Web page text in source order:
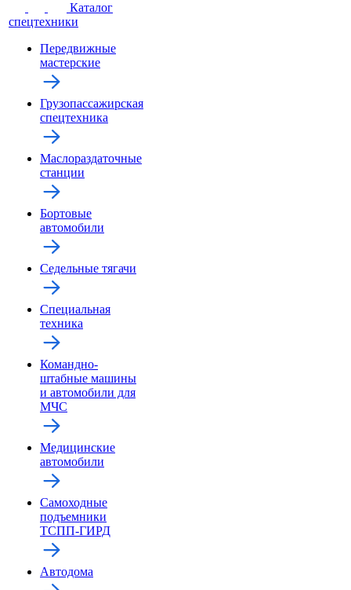
Каталог
спецтехники
Передвижные
мастерские
Грузопассажирская
спецтехника
Маслораздаточные
станции
Бортовые
автомобили
Седельные тягачи
Специальная
техника
Командно-
штабные машины
и автомобили для
МЧС
Медицинские
автомобили
Самоходные
подъемники
ТСПП-ГИРД
Автодома